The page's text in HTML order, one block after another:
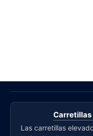
Las carretillas